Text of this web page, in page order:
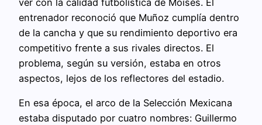
ver con la calidad futbolística de Moisés. El
entrenador reconoció que Muñoz cumplía dentro
de la cancha y que su rendimiento deportivo era
competitivo frente a sus rivales directos. El
problema, según su versión, estaba en otros
aspectos, lejos de los reflectores del estadio.
En esa época, el arco de la Selección Mexicana
estaba disputado por cuatro nombres: Guillermo